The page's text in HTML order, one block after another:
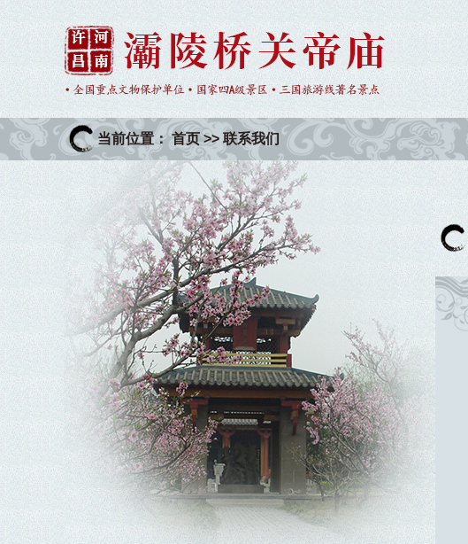
当前位置：首页>> 联系我们